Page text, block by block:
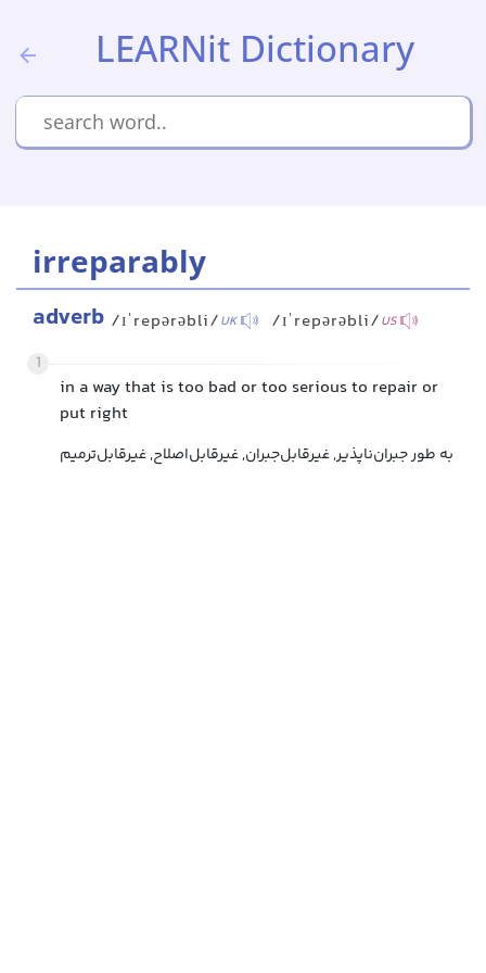
LEARNit Dictionary
irreparably
adverb /ɪˈrepərəbli/UK /ɪˈrepərəbli/US
1
in a way that is too bad or too serious to repair or
put right
به طور جبران‌ناپذیر, غیرقابل‌جبران, غیرقابل‌اصلاح, غیرقابل‌ترمیم